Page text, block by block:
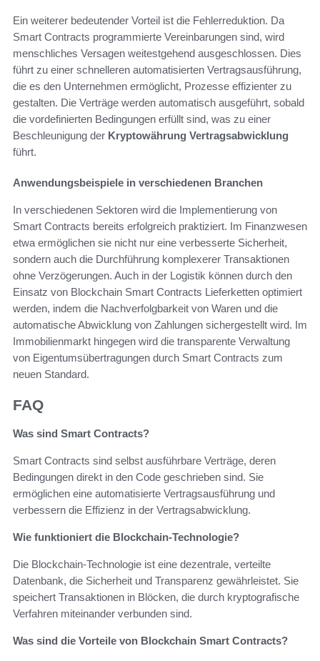
Ein weiterer bedeutender Vorteil ist die Fehlerreduktion. Da
Smart Contracts programmierte Vereinbarungen sind, wird
menschliches Versagen weitestgehend ausgeschlossen. Dies
führt zu einer schnelleren automatisierten Vertragsausführung,
die es den Unternehmen ermöglicht, Prozesse effizienter zu
gestalten. Die Verträge werden automatisch ausgeführt, sobald
die vordefinierten Bedingungen erfüllt sind, was zu einer
Beschleunigung der Kryptowährung Vertragsabwicklung
führt.
Anwendungsbeispiele in verschiedenen Branchen
In verschiedenen Sektoren wird die Implementierung von
Smart Contracts bereits erfolgreich praktiziert. Im Finanzwesen
etwa ermöglichen sie nicht nur eine verbesserte Sicherheit,
sondern auch die Durchführung komplexerer Transaktionen
ohne Verzögerungen. Auch in der Logistik können durch den
Einsatz von Blockchain Smart Contracts Lieferketten optimiert
werden, indem die Nachverfolgbarkeit von Waren und die
automatische Abwicklung von Zahlungen sichergestellt wird. Im
Immobilienmarkt hingegen wird die transparente Verwaltung
von Eigentumsübertragungen durch Smart Contracts zum
neuen Standard.
FAQ
Was sind Smart Contracts?
Smart Contracts sind selbst ausführbare Verträge, deren
Bedingungen direkt in den Code geschrieben sind. Sie
ermöglichen eine automatisierte Vertragsausführung und
verbessern die Effizienz in der Vertragsabwicklung.
Wie funktioniert die Blockchain-Technologie?
Die Blockchain-Technologie ist eine dezentrale, verteilte
Datenbank, die Sicherheit und Transparenz gewährleistet. Sie
speichert Transaktionen in Blöcken, die durch kryptografische
Verfahren miteinander verbunden sind.
Was sind die Vorteile von Blockchain Smart Contracts?